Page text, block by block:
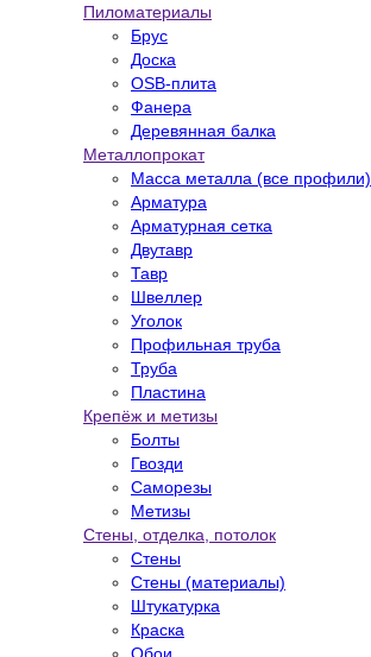
Пиломатериалы
Брус
Доска
OSB-плита
Фанера
Деревянная балка
Металлопрокат
Масса металла (все профили)
Арматура
Арматурная сетка
Двутавр
Тавр
Швеллер
Уголок
Профильная труба
Труба
Пластина
Крепёж и метизы
Болты
Гвозди
Саморезы
Метизы
Стены, отделка, потолок
Стены
Стены (материалы)
Штукатурка
Краска
Обои